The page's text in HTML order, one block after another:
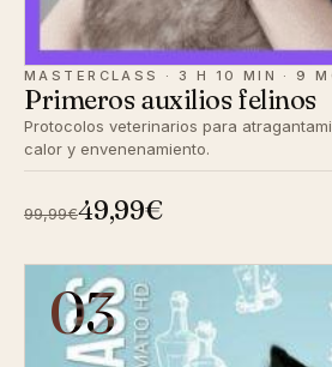
MASTERCLASS · 3 H 10 MIN · 9
Primeros auxilios felinos
Protocolos veterinarios para
calor y envenenamiento.
99,99€49,99€
03